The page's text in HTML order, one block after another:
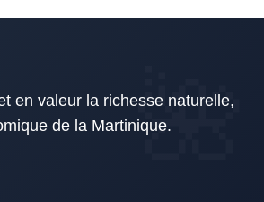
en valeur la richesse naturelle,
de la Martinique.